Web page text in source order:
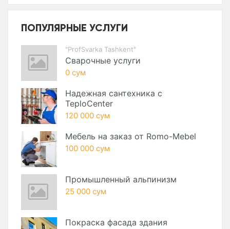
ПОПУЛЯРНЫЕ УСЛУГИ
"ProfSvarka Tashkent"
Сварочные услуги
0 сум
Надежная сантехника с
TeploCenter
120 000 сум
Мебель на заказ от Romo-Mebel
100 000 сум
Промышленный альпинизм
25 000 сум
Покраска фасада здания